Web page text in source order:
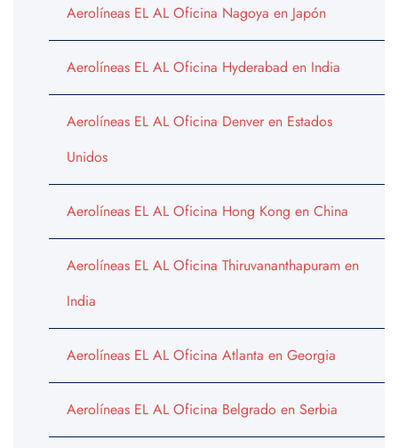
Aerolíneas EL AL Oficina Nagoya en Japón
Aerolíneas EL AL Oficina Hyderabad en India
Aerolíneas EL AL Oficina Denver en Estados
Unidos
Aerolíneas EL AL Oficina Hong Kong en China
Aerolíneas EL AL Oficina Thiruvananthapuram en
India
Aerolíneas EL AL Oficina Atlanta en Georgia
Aerolíneas EL AL Oficina Belgrado en Serbia